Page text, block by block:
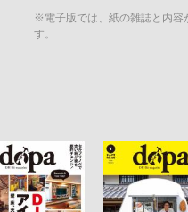
※電子版では、紙の雑誌と内容
す。